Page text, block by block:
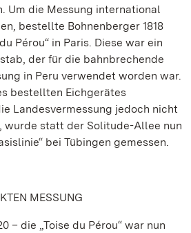
Um die Messung international
bestellte Bohnenberger 1818
Pérou“ in Paris. Diese war ein
der für die bahnbrechende
in Peru verwendet worden war.
bestellten Eichgerätes
Landesvermessung jedoch nicht
wurde statt der Solitude-Allee nun
bei Tübingen gemessen.
MESSUNG
– die „Toise du Pérou“ war nun